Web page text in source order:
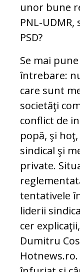
unor bune
PNL-
PSD?
Se mai
întrebare:
care sunt
societăţi
conflict de
popă, şi
sindical şi
private.
tentativele
liderii
cer
Dumitru